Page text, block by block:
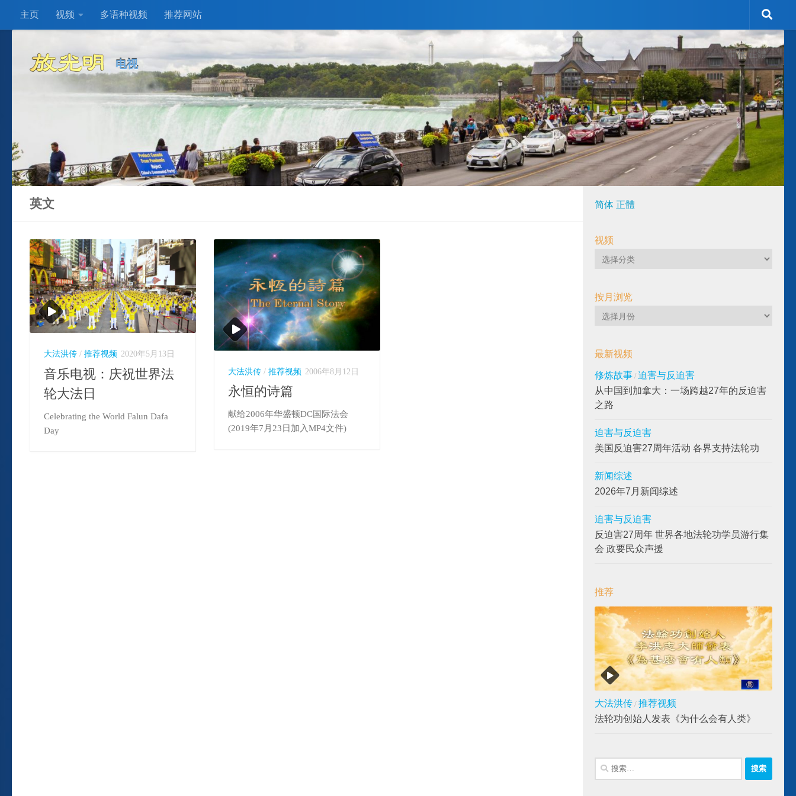
Skip to content
主页 视频 多语种视频 推荐网站
电视
简体 正體
英文
大法洪传 / 推荐视频 2020年5月13日
音乐电视：庆祝世界法
轮大法日
Celebrating the World Falun Dafa
Day
大法洪传 /推荐视频 2006年8月12日
永恒的诗篇
献给2006年华盛顿DC国际法会
(2019年7月23日加入MP4文件)
简体 正體
视频
视
按月浏览
按
览
最新视频
修炼故事 / 迫害与反迫害
从中国到加拿大：一场跨越27年的反迫害
之路
迫害与反迫害
美国反迫害27周年活动 各界支持法轮功
新闻综述
2026年7月新闻综述
迫害与反迫害
反迫害27周年 世界各地法轮功学员游行集
会 政要民众声援
推荐
大法洪传 / 推荐视频
法轮功创始人发表《为什么会有人类》
搜
索：